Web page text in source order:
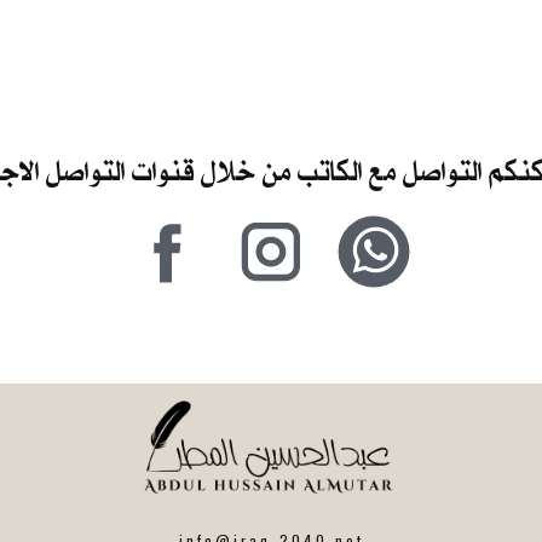
التواصل مع الكاتب من خلال قنوات التواصل